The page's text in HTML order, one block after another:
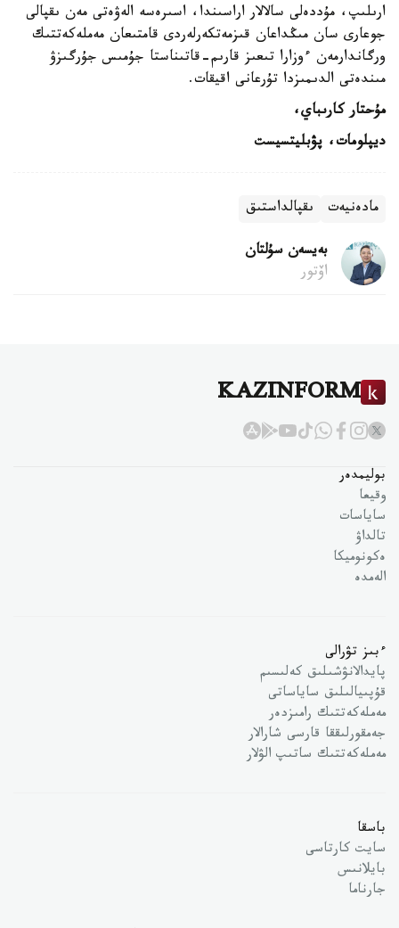
ارىلىپ، مۇددەلى سالالار اراسىندا، اسىرەسە الەۋەتى مەن ىقپالى
جوعارى سان مىڭداعان قىزمەتكەرلەردى قامتىعان مەملەكەتتىك
ورگاندارمەن ءوزارا تىعىز قارىم-قاتىناستا جۇمىس جۇرگىزۋ
مىندەتى الدىمىزدا تۇرعانى اقيقات.
مۇحتار كارىباي،
ديپلومات، پۋبليتسيست
مادەنيەت ىقپالداستىق
بەيسەن سۇلتان
اۆتور
KAZINFORM
بوليمدەر
وقيعا
ساياسات
تالداۋ
ەكونوميكا
الەمدە
ءبىز تۋرالى
پايدالانۋشىلىق كەلىسىم
قۇپىيالىلىق ساياساتى
مەملەكەتتىك رامىزدەر
جەمقورلىققا قارسى شارالار
مەملەكەتتىك ساتىپ الۋلار
باسقا
سايت كارتاسى
بايلانىس
جارناما